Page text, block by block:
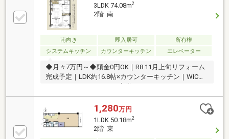
3LDK 74.08m2
2階 南
南向き 即入居可
所有権
システムキッチン
カウンターキッチン エレベーター
◆月々7万円～◆頭金0円OK｜R8.11月上旬リフォーム
完成予定｜LDK約16.8帖×カウンターキッチン｜WIC・
1,280万円
1LDK 50.18m2
2階 東